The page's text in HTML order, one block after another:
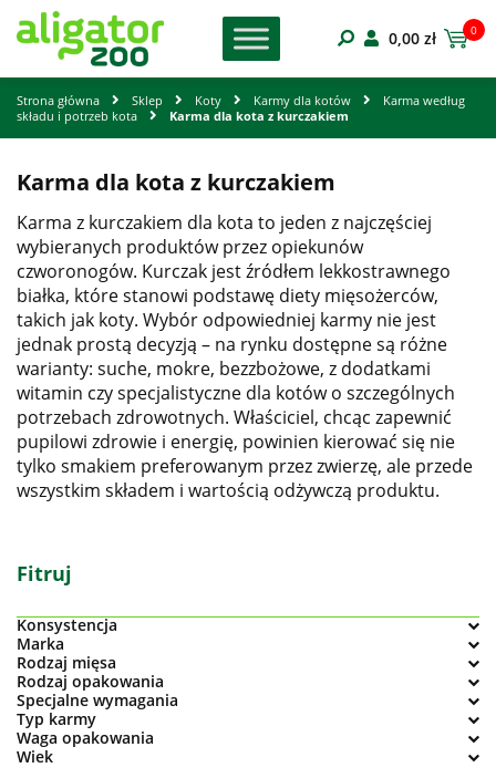
0,00 zł 0
Strona główna Sklep Koty Karmy dla kotów
Karma według
składu i potrzeb kota
Karma dla kota z kurczakiem
Karma dla kota z kurczakiem
Karma z kurczakiem dla kota to jeden z najczęściej
wybieranych produktów przez opiekunów
czworonogów. Kurczak jest źródłem lekkostrawnego
białka, które stanowi podstawę diety mięsożerców,
takich jak koty. Wybór odpowiedniej karmy nie jest
jednak prostą decyzją – na rynku dostępne są różne
warianty: suche, mokre, bezzbożowe, z dodatkami
witamin czy specjalistyczne dla kotów o szczególnych
potrzebach zdrowotnych. Właściciel, chcąc zapewnić
pupilowi zdrowie i energię, powinien kierować się nie
tylko smakiem preferowanym przez zwierzę, ale przede
wszystkim składem i wartością odżywczą produktu.
Fitruj
Konsystencja
Marka
Rodzaj mięsa
Rodzaj opakowania
Specjalne wymagania
Typ karmy
Waga opakowania
Wiek